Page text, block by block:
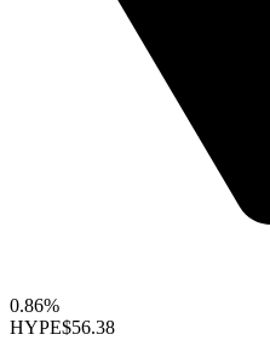
0.86%
HYPE$56.38